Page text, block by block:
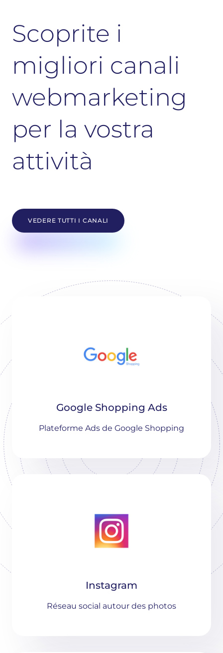
Scoprite i
migliori canali
webmarketing
per la vostra
attività
VEDERE TUTTI I CANALI
Google Shopping Ads
Plateforme Ads de Google Shopping
Instagram
Réseau social autour des photos